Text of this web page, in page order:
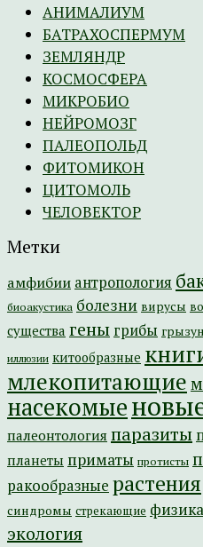
АНИМАЛИУМ
БАТРАХОСПЕРМУМ
ЗЕМЛЯНДР
КОСМОСФЕРА
МИКРОБИО
НЕЙРОМОЗГ
ПАЛЕОПОЛЬД
ФИТОМИКОН
ЦИТОМОЛЬ
ЧЕЛОВЕКТОР
Метки
амфибии антропология
биоакустика болезни вирусы
существа гены грибы
иллюзии китообразные
млекопитающие
насекомые
палеонтология паразиты
планеты приматы протисты
ракообразные растения
синдромы стрекающие физика
экология